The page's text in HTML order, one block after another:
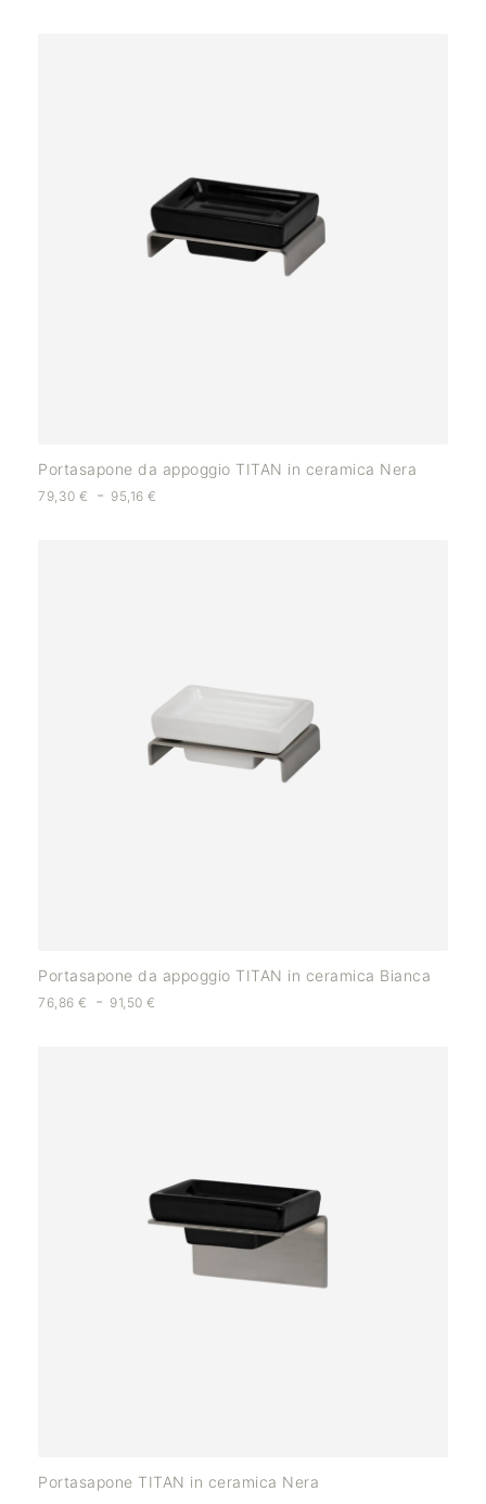
Portasapone da appoggio TITAN in ceramica Nera
79,30 € - 95,16€
Portasapone da appoggio TITAN in ceramica Bianca
76,86 € - 91,50€
Portasapone TITAN in ceramica Nera